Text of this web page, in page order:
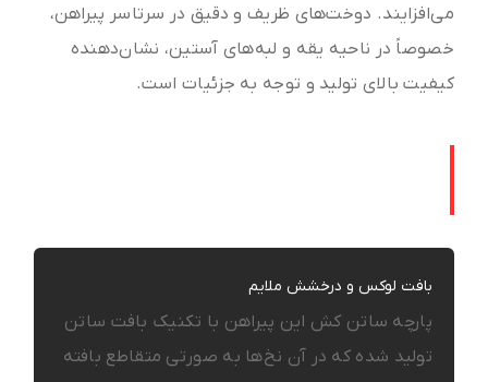
می‌افزایند. دوخت‌های ظریف و دقیق در سرتاسر پیراهن،
خصوصاً در ناحیه یقه و لبه‌های آستین، نشان‌دهنده
کیفیت بالای تولید و توجه به جزئیات است.
بافت لوکس و درخشش ملایم
پارچه ساتن کش این پیراهن با تکنیک بافت ساتن
تولید شده که در آن نخ‌ها به صورتی متقاطع بافته